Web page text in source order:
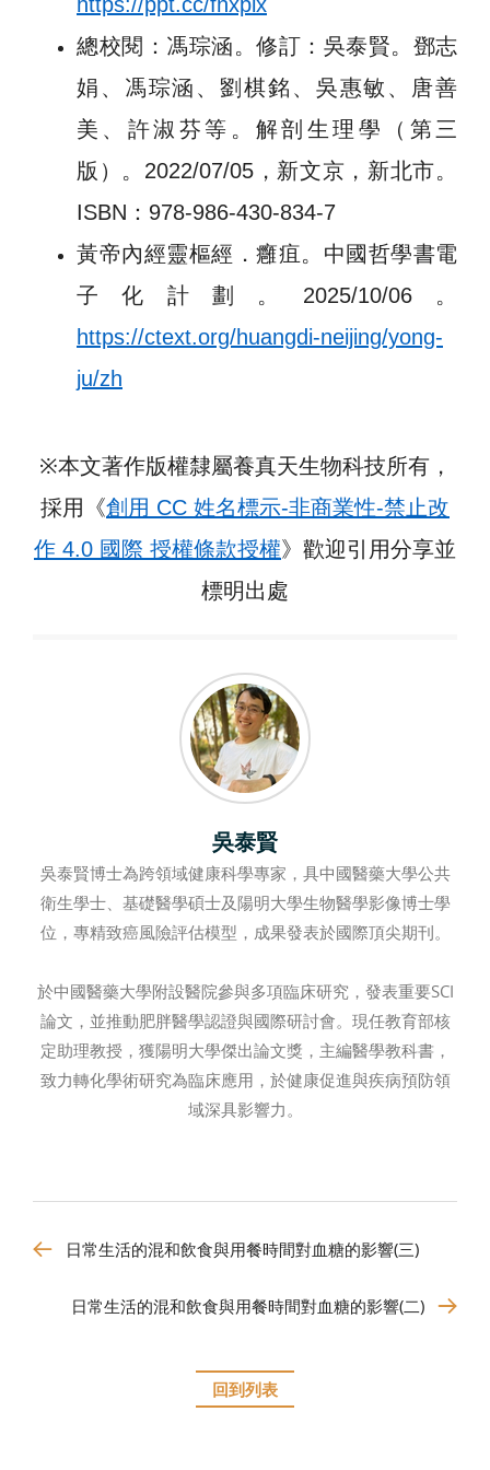
總校閱：馮琮涵。修訂：吳泰賢。鄧志
娟、馮琮涵、劉棋銘、吳惠敏、唐善
美、許淑芬等。解剖生理學（第三
版）。2022/07/05，新文京，新北市。
ISBN：978-986-430-834-7
黃帝內經靈樞經．癰疽。中國哲學書電
子化計劃。2025/10/06。
https://ctext.org/huangdi-neijing/yong-
ju/zh
※本文著作版權隸屬養真天生物科技所有，
採用《創用 CC 姓名標示-非商業性-禁止改
作 4.0 國際 授權條款授權》歡迎引用分享並
標明出處
吳泰賢
吳泰賢博士為跨領域健康科學專家，具中國醫藥大學公共
衛生學士、基礎醫學碩士及陽明大學生物醫學影像博士學
位，專精致癌風險評估模型，成果發表於國際頂尖期刊。
於中國醫藥大學附設醫院參與多項臨床研究，發表重要SCI
論文，並推動肥胖醫學認證與國際研討會。現任教育部核
定助理教授，獲陽明大學傑出論文獎，主編醫學教科書，
致力轉化學術研究為臨床應用，於健康促進與疾病預防領
域深具影響力。
日常生活的混和飲食與用餐時間對血糖的影響(三)
日常生活的混和飲食與用餐時間對血糖的影響(二)
回到列表